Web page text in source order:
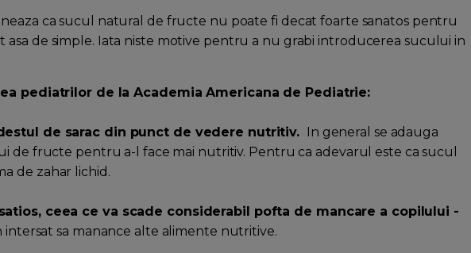
ca sucul natural de fructe nu poate fi decat foarte sanatos pentru
de simple. Iata niste motive pentru a nu grabi introducerea sucului in
pediatrilor de la Academia Americana de Pediatrie:
de sarac din punct de vedere nutritiv.
In general se adauga
de fructe pentru a-l face mai nutritiv. Pentru ca adevarul este ca sucul
de zahar lichid.
ceea ce va scade considerabil pofta de mancare a copilului -
intersat sa manance alte alimente nutritive.